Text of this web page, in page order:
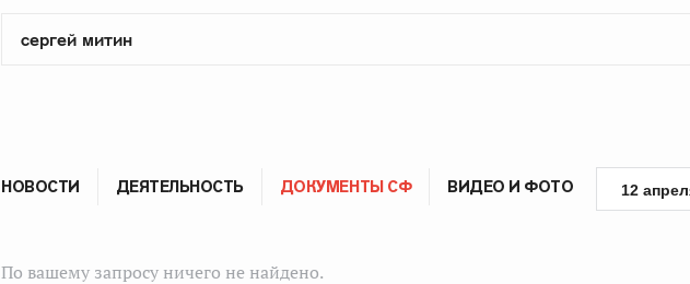
НОВОСТИ ДЕЯТЕЛЬНОСТЬ ДОКУМЕНТЫ СФ ВИДЕО И ФОТО 12
По вашему запросу ничего не найдено.